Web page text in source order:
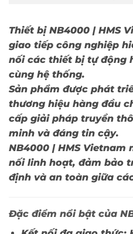
Thiết bị NB4000 | HMS
giao tiếp công nghiệp
nối các thiết bị tự động
cùng hệ thống.
Sản phẩm được phát
thương hiệu hàng đầu
cấp giải pháp truyền
minh và đáng tin cậy.
NB4000 | HMS Vietnam
nối linh hoạt, đảm bảo
định và an toàn giữa
Đặc điểm nổi bật của